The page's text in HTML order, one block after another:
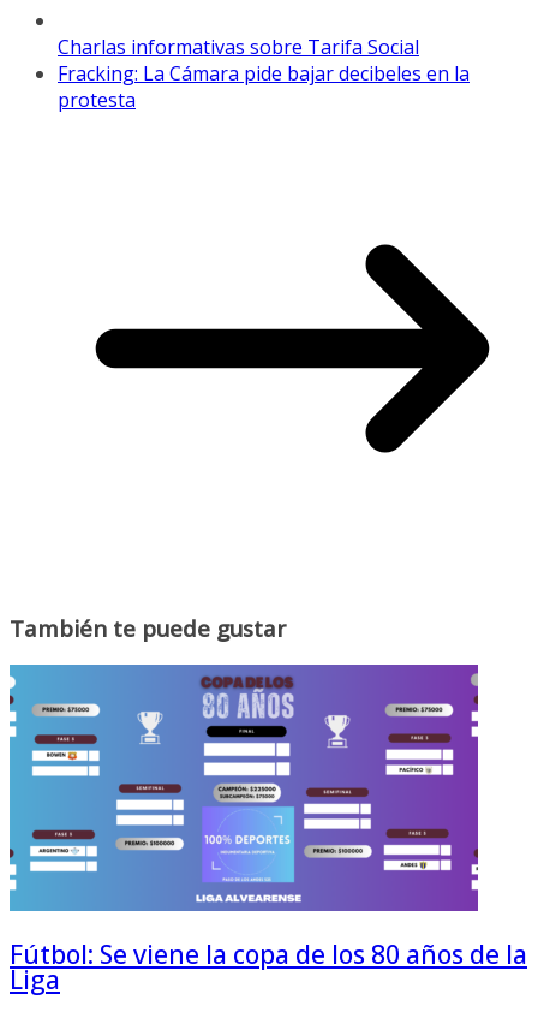
Charlas informativas sobre Tarifa Social
Fracking: La Cámara pide bajar decibeles en la
protesta
También te puede gustar
Fútbol: Se viene la copa de los 80 años de la
Liga